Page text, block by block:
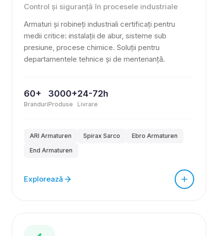
Control și siguranță în procesele industriale
Armaturi și robineți industriali certificați pentru
medii critice: instalații de abur, sisteme sub
presiune, procese chimice. Soluții pentru
departamentele tehnice și de mentenanță.
60+
Branduri
3000+
Produse
24-72h
Livrare
ARI Armaturen Spirax Sarco
Ebro Armaturen
End Armaturen
Explorează